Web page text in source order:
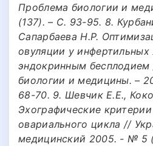
Проблема биологии и
(137). – C. 93-95. 8.
Сапарбаева Н.Р.
овуляции у
эндокринным
биологии и медицины. –
68-70. 9. Шевчик Е.Е.,
Эхографические
овариального цикла //
медицинский 2005. - № 5